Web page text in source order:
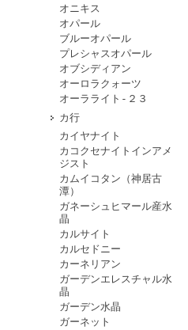
オニキス
オパール
ブルーオパール
プレシャスオパール
オブシディアン
オーロラクォーツ
オーラライト-２３
カ行
カイヤナイト
カコクセナイトインアメ
ジスト
カムイコタン（神居古
潭）
ガネーシュヒマール産水
晶
カルサイト
カルセドニー
カーネリアン
ガーデンエレスチャル水
晶
ガーデン水晶
ガーネット